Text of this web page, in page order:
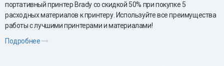
портативный принтер Brady со скидкой 50% при покупке 5
расходных материалов к принтеру. Используйте все преимущества
работы с лучшими принтерами и материалами!
Подробнее